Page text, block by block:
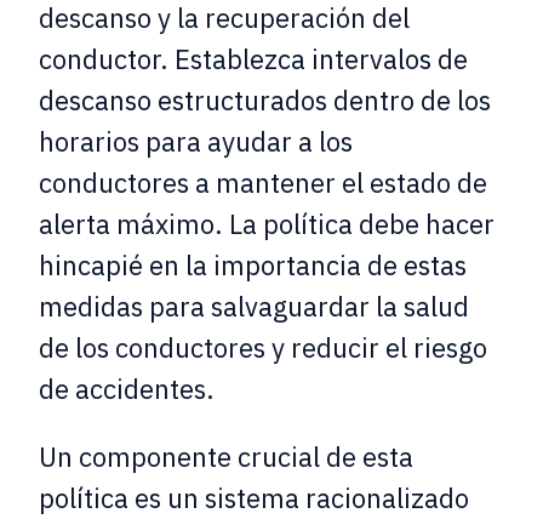
descanso y la recuperación del
conductor. Establezca intervalos de
descanso estructurados dentro de los
horarios para ayudar a los
conductores a mantener el estado de
alerta máximo. La política debe hacer
hincapié en la importancia de estas
medidas para salvaguardar la salud
de los conductores y reducir el riesgo
de accidentes.
Un componente crucial de esta
política es un sistema racionalizado